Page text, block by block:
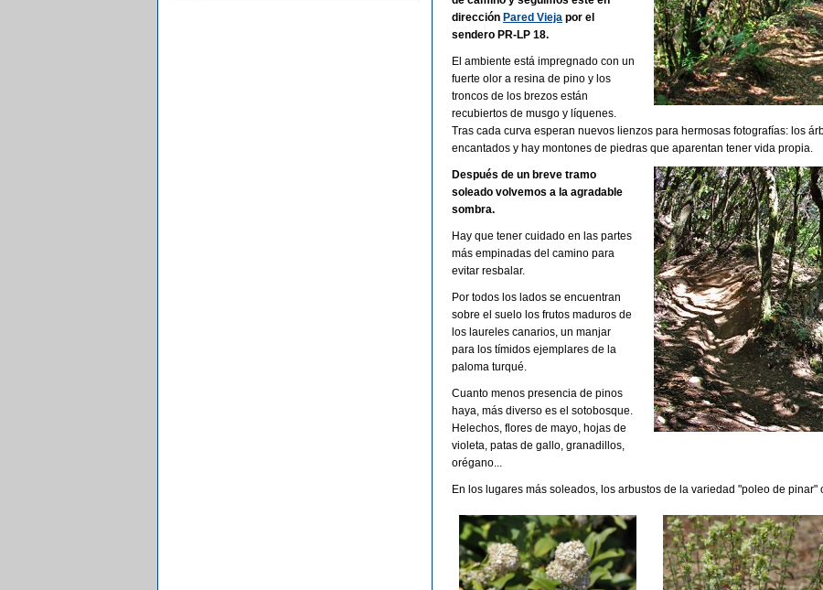
dirección Pared Vieja por el
sendero PR-LP 18.
El ambiente está impregnado con un
fuerte olor a resina de pino y los
troncos de los brezos están
recubiertos de musgo y líquenes.
Tras cada curva esperan nuevos lienzos para hermosas fotografías: los
encantados y hay montones de piedras que aparentan tener vida propia.
Después de un breve tramo
soleado volvemos a la agradable
sombra.
Hay que tener cuidado en las partes
más empinadas del camino para
evitar resbalar.
Por todos los lados se encuentran
sobre el suelo los frutos maduros de
los laureles canarios, un manjar
para los tímidos ejemplares de la
paloma turqué.
Cuanto menos presencia de pinos
haya, más diverso es el sotobosque.
Helechos, flores de mayo, hojas de
violeta, patas de gallo, granadillos,
orégano...
En los lugares más soleados, los arbustos de la variedad "poleo de pinar"